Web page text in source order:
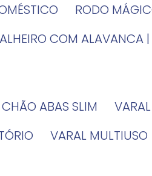
RODO
COM ALAVANCA
CHÃO ABAS SLIM
VARAL MULTIUSO